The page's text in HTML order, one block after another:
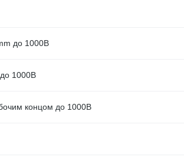
до 1000В
1000В
концом до 1000В